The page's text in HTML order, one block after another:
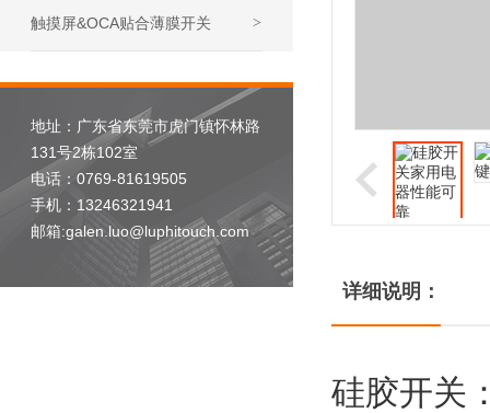
触摸屏&OCA贴合薄膜开关 >
地址：广东省东莞市虎门镇怀林路
131号2栋102室
电话：0769-81619505
手机：13246321941
邮箱:galen.luo@luphitouch.com
详细说明：
硅胶开关